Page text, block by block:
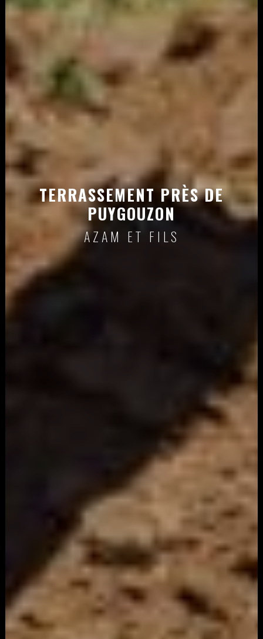
TERRASSEMENT PRÈS DE
PUYGOUZON
AZAM ET FILS